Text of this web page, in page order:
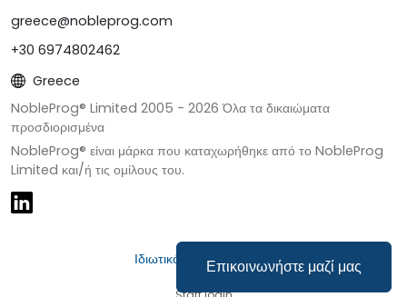
Επικοινωνήστε μαζί μας
greece@nobleprog.com
+30 6974802462
Greece
NobleProg® Limited 2005 - 2026 Όλα τα δικαιώματα
προσδιορισμένα
NobleProg® είναι μάρκα που καταχωρήθηκε από το NobleProg
Limited και/ή τις ομίλους του.
Ιδιωτικότητα & Cookies